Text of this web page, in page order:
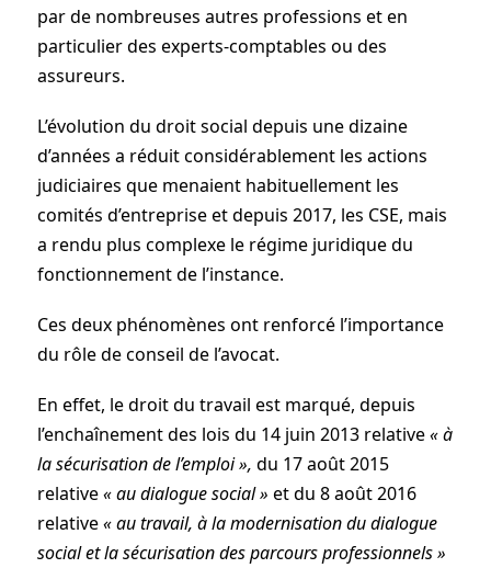
par de nombreuses autres professions et en
particulier des experts-comptables ou des
assureurs.
L’évolution du droit social depuis une dizaine
d’années a réduit considérablement les actions
judiciaires que menaient habituellement les
comités d’entreprise et depuis 2017, les CSE, mais
a rendu plus complexe le régime juridique du
fonctionnement de l’instance.
Ces deux phénomènes ont renforcé l’importance
du rôle de conseil de l’avocat.
En effet, le droit du travail est marqué, depuis
l’enchaînement des lois du 14 juin 2013 relative« à
la sécurisation de l’emploi », du 17 août 2015
relative« au dialogue social » et du 8 août 2016
relative« au travail, à la modernisation du dialogue
social et la sécurisation des parcours professionnels »